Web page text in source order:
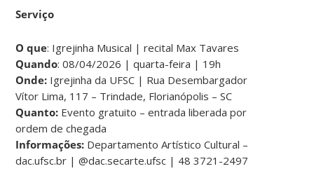
Serviço
O que: Igrejinha Musical | recital Max Tavares
Quando: 08/04/2026 | quarta-feira | 19h
Onde: Igrejinha da UFSC | Rua Desembargador
Vítor Lima, 117 – Trindade, Florianópolis – SC
Quanto: Evento gratuito – entrada liberada por
ordem de chegada
Informações: Departamento Artístico Cultural –
dac.ufsc.br | @dac.secarte.ufsc | 48 3721-2497